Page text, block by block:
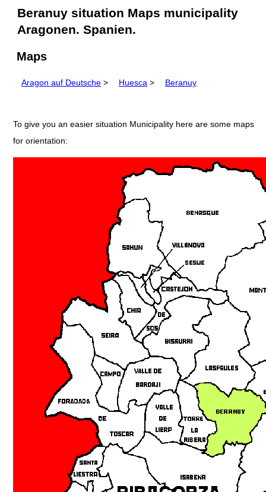
Beranuy situation Maps municipality
Aragonen. Spanien.
Maps
Aragon auf Deutsche > Huesca > Beranuy
To give you an easier situation Municipality here are some maps
for orientation: